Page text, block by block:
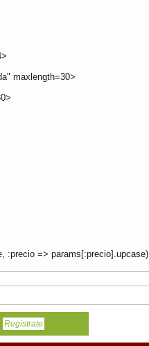
maxlength=30>
:precio => params[:precio].upcase)
Registrate